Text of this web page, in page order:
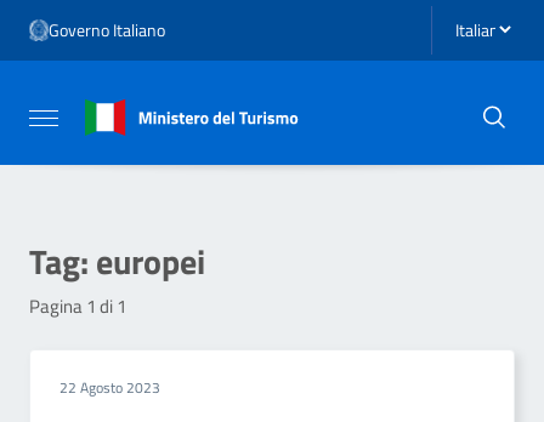
Vai al menu di navigazione
Vai al footer
Governo Italiano Seleziona
Attiva / disattiva la navigazione
Tag:europei
Pagina 1 di 1
22 Agosto 2023